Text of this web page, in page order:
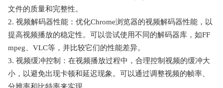
文件的质量和完整性。
2. 视频解码器性能：优化Chrome浏览器的视频解码器性能，以
提高视频播放的稳定性。可以尝试使用不同的解码器库，如FF
mpeg、VLC等，并比较它们的性能差异。
3. 视频缓冲控制：在视频播放过程中，合理控制视频的缓冲大
小，以避免出现卡顿和延迟现象。可以通过调整视频的帧率、